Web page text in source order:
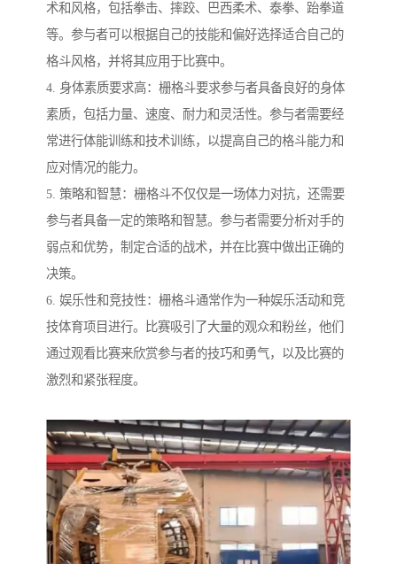
术和风格，包括拳击、摔跤、巴西柔术、泰拳、跆拳道
等。参与者可以根据自己的技能和偏好选择适合自己的
格斗风格，并将其应用于比赛中。
4. 身体素质要求高：栅格斗要求参与者具备良好的身体
素质，包括力量、速度、耐力和灵活性。参与者需要经
常进行体能训练和技术训练，以提高自己的格斗能力和
应对情况的能力。
5. 策略和智慧：栅格斗不仅仅是一场体力对抗，还需要
参与者具备一定的策略和智慧。参与者需要分析对手的
弱点和优势，制定合适的战术，并在比赛中做出正确的
决策。
6. 娱乐性和竞技性：栅格斗通常作为一种娱乐活动和竞
技体育项目进行。比赛吸引了大量的观众和粉丝，他们
通过观看比赛来欣赏参与者的技巧和勇气，以及比赛的
激烈和紧张程度。